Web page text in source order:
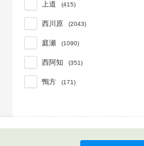
上道 (415)
西川原 (2043)
庭瀬 (1090)
西阿知 (351)
鴨方 (171)